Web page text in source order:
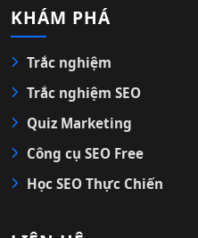
KHÁM PHÁ
Trắc nghiệm
Trắc nghiệm SEO
Quiz Marketing
Công cụ SEO Free
Học SEO Thực Chiến